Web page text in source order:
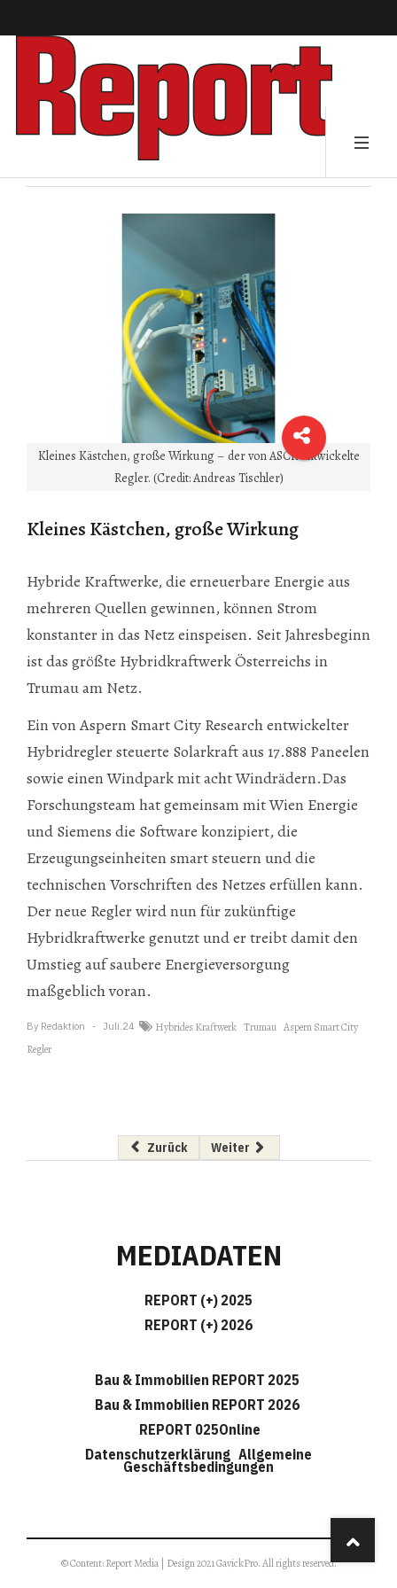
Kleines Kästchen, große Wirkung – der von ASCR entwickelte
Regler. (Credit: Andreas Tischler)
Kleines Kästchen, große Wirkung
Hybride Kraftwerke, die erneuerbare Energie aus
mehreren Quellen gewinnen, können Strom
konstanter in das Netz einspeisen. Seit Jahresbeginn
ist das größte Hybridkraftwerk Österreichs in
Trumau am Netz.
Ein von Aspern Smart City Research entwickelter
Hybridregler steuerte Solarkraft aus 17.888 Paneelen
sowie einen Windpark mit acht Windrädern.Das
Forschungsteam hat gemeinsam mit Wien Energie
und Siemens die Software konzipiert, die
Erzeugungseinheiten smart steuern und die
technischen Vorschriften des Netzes erfüllen kann.
Der neue Regler wird nun für zukünftige
Hybridkraftwerke genutzt und er treibt damit den
Umstieg auf saubere Energieversorgung
maßgeblich voran.
By Redaktion Juli.24 Hybrides Kraftwerk Trumau Aspern Smart City
Regler
Vorheriger Beitrag: OMV: LNG-Vertrag und
Zurück Nächster Beitrag: E-Mobilität
Weiter
MEDIADATEN
REPORT (+) 2025
REPORT (+) 2026
Bau & Immobilien REPORT 2025
Bau & Immobilien REPORT 2026
REPORT 025Online
Datenschutzerklärung Allgemeine
Geschäftsbedingungen
© Content: Report Media | Design 2021 GavickPro. All rights reserved.